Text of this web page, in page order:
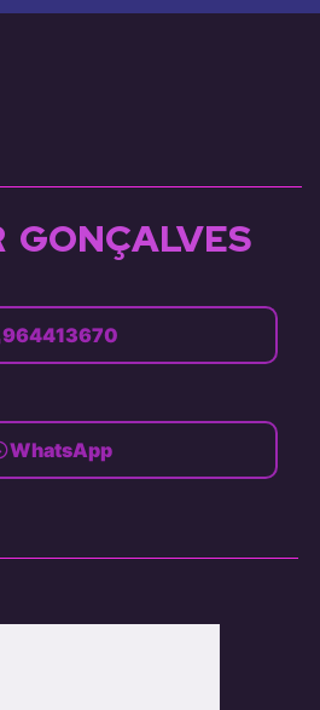
GONÇALVES
964413670
WhatsApp